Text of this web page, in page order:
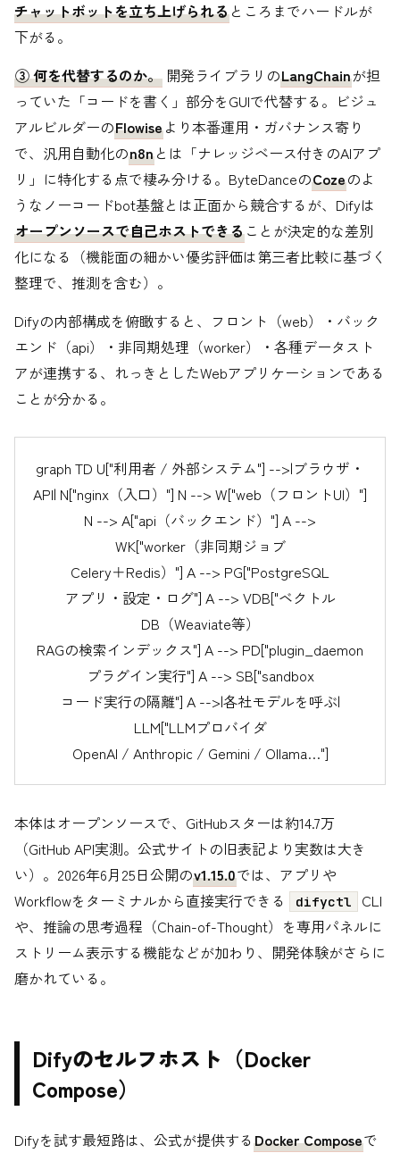
チャットボットを立ち上げられるところまでハードルが
下がる。
③ 何を代替するのか。 開発ライブラリのLangChainが担
っていた「コードを書く」部分をGUIで代替する。ビジュ
アルビルダーのFlowiseより本番運用・ガバナンス寄り
で、汎用自動化のn8nとは「ナレッジベース付きのAIアプ
リ」に特化する点で棲み分ける。ByteDanceのCozeのよ
うなノーコードbot基盤とは正面から競合するが、Difyは
オープンソースで自己ホストできることが決定的な差別
化になる（機能面の細かい優劣評価は第三者比較に基づく
整理で、推測を含む）。
Difyの内部構成を俯瞰すると、フロント（web）・バック
エンド（api）・非同期処理（worker）・各種データスト
アが連携する、れっきとしたWebアプリケーションである
ことが分かる。
graph TD U["利用者 / 外部システム"] -->|ブラウザ・
API| N["nginx（入口）"] N --> W["web（フロントUI）"]
N --> A["api（バックエンド）"] A -->
WK["worker（非同期ジョブ
Celery＋Redis）"] A --> PG["PostgreSQL
アプリ・設定・ログ"] A --> VDB["ベクトル
DB（Weaviate等）
RAGの検索インデックス"] A --> PD["plugin_daemon
プラグイン実行"] A --> SB["sandbox
コード実行の隔離"] A -->|各社モデルを呼ぶ|
LLM["LLMプロバイダ
OpenAI / Anthropic / Gemini / Ollama…"]
本体はオープンソースで、GitHubスターは約14.7万
（GitHub API実測。公式サイトの旧表記より実数は大き
い）。2026年6月25日公開のv1.15.0では、アプリや
Workflowをターミナルから直接実行できる
difyctl
CLI
や、推論の思考過程（Chain-of-Thought）を専用パネルに
ストリーム表示する機能などが加わり、開発体験がさらに
磨かれている。
Difyのセルフホスト（Docker
Compose）
Difyを試す最短路は、公式が提供するDocker Composeで